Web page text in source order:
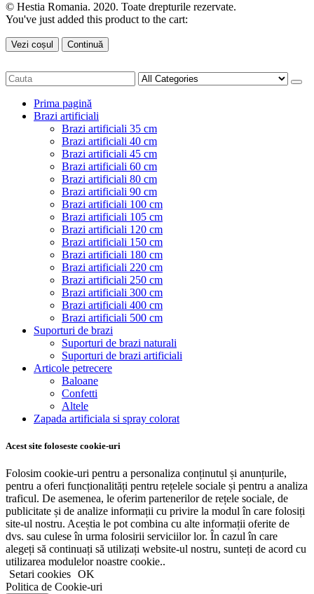
© Hestia Romania. 2020. Toate drepturile rezervate.
You've just added this product to the cart:
Vezi coșul Continuă
Prima pagină
Brazi artificiali
Brazi artificiali 35 cm
Brazi artificiali 40 cm
Brazi artificiali 45 cm
Brazi artificiali 60 cm
Brazi artificiali 80 cm
Brazi artificiali 90 cm
Brazi artificiali 100 cm
Brazi artificiali 105 cm
Brazi artificiali 120 cm
Brazi artificiali 150 cm
Brazi artificiali 180 cm
Brazi artificiali 220 cm
Brazi artificiali 250 cm
Brazi artificiali 300 cm
Brazi artificiali 400 cm
Brazi artificiali 500 cm
Suporturi de brazi
Suporturi de brazi naturali
Suporturi de brazi artificiali
Articole petrecere
Baloane
Confetti
Altele
Zapada artificiala si spray colorat
Acest site foloseste cookie-uri
Folosim cookie-uri pentru a personaliza conținutul și anunțurile,
pentru a oferi funcționalități pentru rețelele sociale și pentru a analiza
traficul. De asemenea, le oferim partenerilor de rețele sociale, de
publicitate și de analize informații cu privire la modul în care folosiți
site-ul nostru. Aceștia le pot combina cu alte informații oferite de
dvs. sau culese în urma folosirii serviciilor lor. În cazul în care
alegeți să continuați să utilizați website-ul nostru, sunteți de acord cu
utilizarea modulelor noastre cookie..
Setari cookies OK
Politica de Cookie-uri